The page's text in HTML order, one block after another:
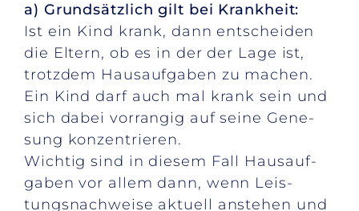
a) Grund­sätz­lich gilt bei Krank­heit:
Ist ein Kind krank, dann ent­schei­den
die El­tern, ob es in der der Lage ist,
trotz­dem Haus­auf­ga­ben zu ma­chen.
Ein Kind darf auch mal krank sein und
sich da­bei vor­ran­gig auf sei­ne Ge­ne­
sung kon­zen­trie­ren.
Wich­tig sind in die­sem Fall Haus­auf­
ga­ben vor al­lem dann, wenn Leis­
tungs­nach­wei­se ak­tu­ell an­ste­hen und